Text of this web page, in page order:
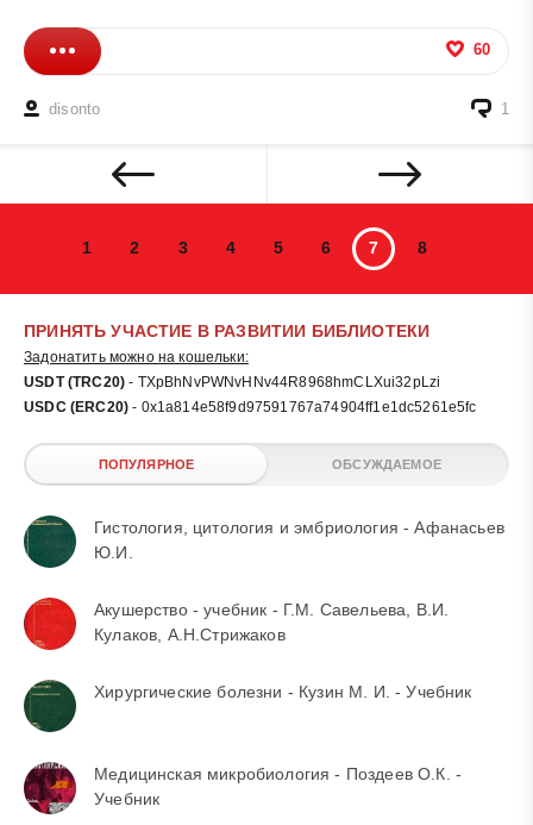
60
disonto 1
1 2 3 4 5 6 7 8
ПРИНЯТЬ УЧАСТИЕ В РАЗВИТИИ БИБЛИОТЕКИ
Задонатить можно на кошельки:
USDT (TRC20) - TXpBhNvPWNvHNv44R8968hmCLXui32pLzi
USDC (ERC20) - 0x1a814e58f9d97591767a74904ff1e1dc5261e5fc
ПОПУЛЯРНОЕ ОБСУЖДАЕМОЕ
Гистология, цитология и эмбриология - Афанасьев
Ю.И.
Акушерство - учебник - Г.М. Савельева, В.И.
Кулаков, А.Н.Стрижаков
Хирургические болезни - Кузин М. И. - Учебник
Медицинская микробиология - Поздеев О.К. -
Учебник